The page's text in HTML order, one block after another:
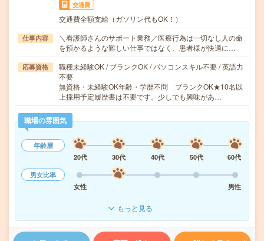
交通費
交通費全額支給（ガソリン代もOK！）
仕事内容
＼看護師さんのサポート業務／医療行為は一切なし人の命
を預かるような難しい仕事ではなく、患者様が快適に…
応募資格
職種未経験OK / ブランクOK / パソコンスキル不要 / 英語力
不要
無資格・未経験OK年齢・学歴不問 ブランクOK★10名以
上採用予定履歴書は不要です。少しでも興味があ…
職場の雰囲気
年齢層
20代
30代 40代 50代
60代
男女比率
女性
男性
もっと見る